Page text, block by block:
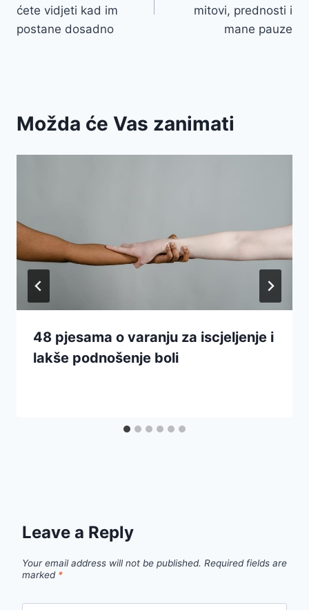
ćete vidjeti kad im
postane dosadno
mitovi, prednosti i
mane pauze
Možda će Vas zanimati
48 pjesama o varanju za iscjeljenje i
lakše podnošenje boli
Leave a Reply
Your email address will not be published. Required fields are
marked *